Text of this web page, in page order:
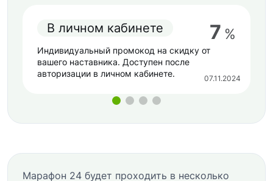
В личном кабинете 7 %
Индивидуальный промокод на скидку от
вашего наставника. Доступен после
авторизации в личном кабинете.
07.11.2024
Марафон 24 будет проходить в несколько